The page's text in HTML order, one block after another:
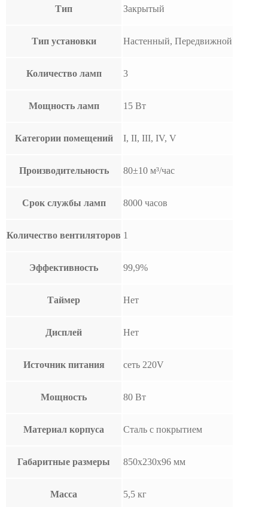
Тип Закрытый
Тип установки Настенный, Передвижной
Количество ламп 3
Мощность ламп 15 Вт
Категории помещений I, II, III, IV, V
Производительность 80±10 м³/час
Срок службы ламп 8000 часов
Количество вентиляторов 1
Эффективность 99,9%
Таймер Нет
Дисплей Нет
Источник питания сеть 220V
Мощность 80 Вт
Материал корпуса Сталь с покрытием
Габаритные размеры 850х230х96 мм
Масса 5,5 кг